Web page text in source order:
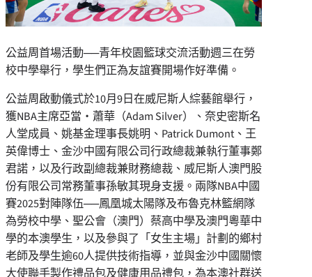
公益周首場活動──青年校園籃球交流活動週三在勞
校中學舉行，學生們正為友誼賽開場作好準備。
公益周啟動儀式於10月9日在威尼斯人綜藝館舉行，
獲NBA主席亞當‧蕭華（Adam Silver）、奈史密斯名
人堂成員、姚基金理事長姚明、Patrick Dumont、王
英偉博士、金沙中國有限公司行政總裁兼執行董事鄭
君諾，以及行政副總裁兼財務總裁、威尼斯人澳門股
份有限公司常務董事孫敏其現身支援。兩隊NBA中國
賽2025對陣隊伍──鳳凰城太陽隊及布魯克林籃網隊
為勞校中學、聖公會（澳門）蔡高中學及澳門粵華中
學的本澳學生，以及參與了「女生主場」計劃的鄉村
老師及學生逾60人提供技術指導，並與金沙中國關懷
大使聯手製作禮品包及健康用品禮包，為本澳社群送